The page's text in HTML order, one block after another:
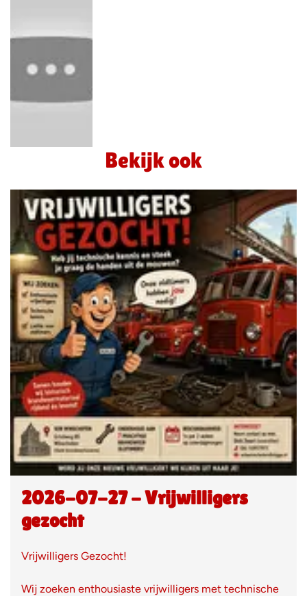
Bekijk ook
2026-07-27 - Vrijwilligers
gezocht
Vrijwilligers Gezocht!
Wij zoeken enthousiaste vrijwilligers met technische